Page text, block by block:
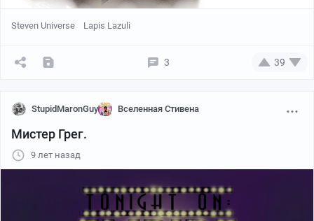
Steven Universe Lapis Lazuli
3 39
StupidMaronGuy Вселенная Стивена
Мистер Грег.
9 лет назад